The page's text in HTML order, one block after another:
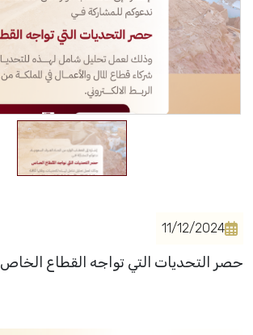
فعاليات الغرفة
فعاليات الجوف
11/12/2024
حصر التحديات التي تواجه القطاع الخاص